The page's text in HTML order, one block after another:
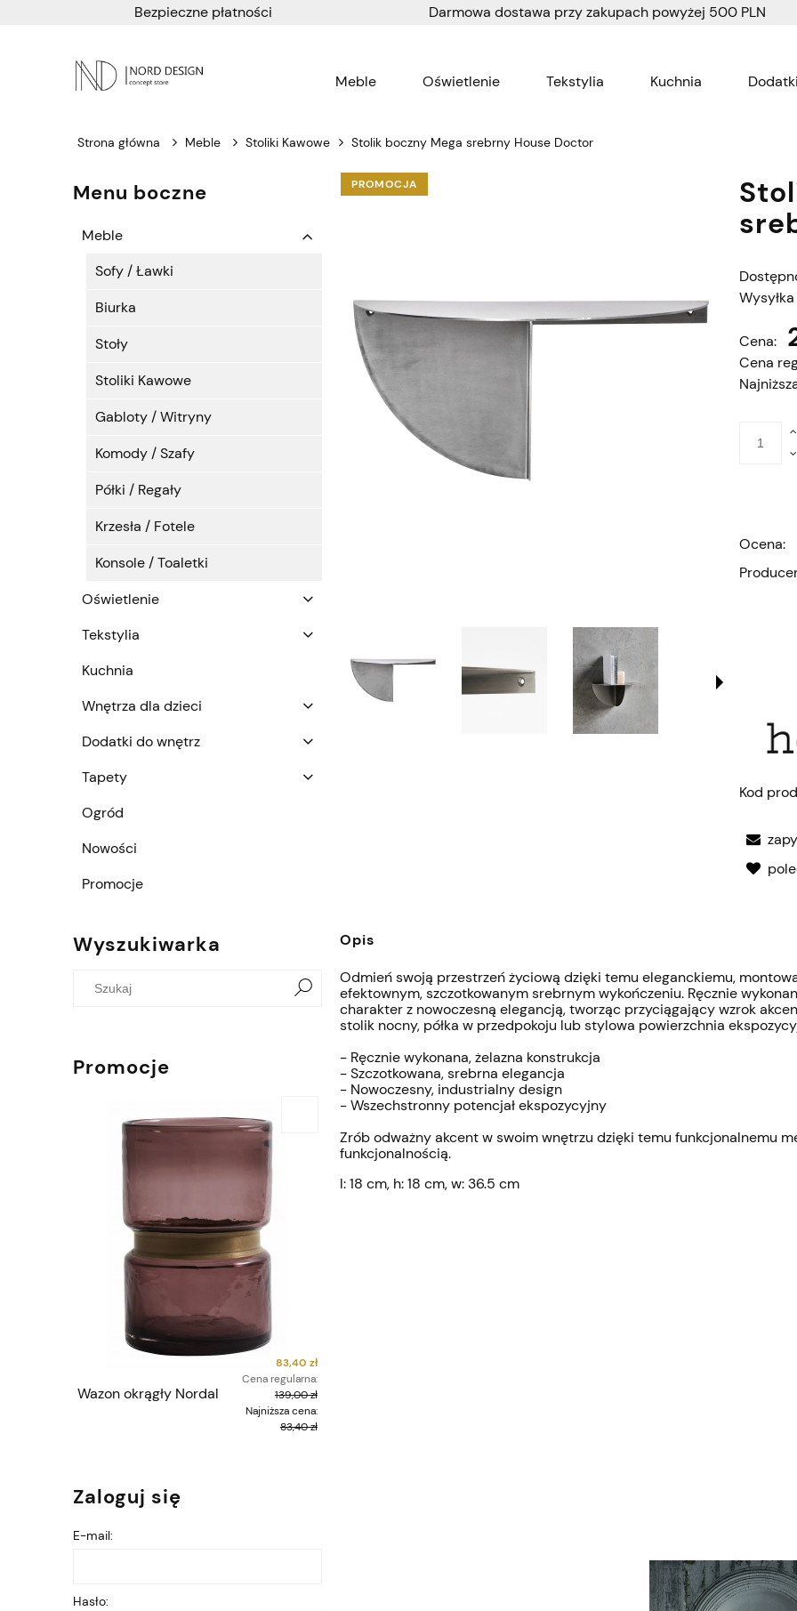
Bezpieczne płatności Darmowa dostawa przy zakupach powyżej 500 PLN
Meble Oświetlenie Tekstylia Kuchnia
Strona główna Meble Stoliki Kawowe Stolik boczny Mega srebrny House Doctor
Menu boczne
Meble
Sofy / Ławki
Biurka
Stoły
Stoliki Kawowe
Gabloty / Witryny
Komody / Szafy
Półki / Regały
Krzesła / Fotele
Konsole / Toaletki
Oświetlenie
Tekstylia
Kuchnia
Wnętrza dla dzieci
Dodatki do wnętrz
Tapety
Ogród
Nowości
Promocje
Wyszukiwarka
Promocje
Wazon okrągły Nordal
83,40 zł
Cena regularna:
139,00 zł
Najniższa cena:
83,40 zł
Zaloguj się
E-mail:
Hasło:
PROMOCJA
Cena:
Cena
Ocena:
Kod
Opis
Odmień swoją przestrzeń życiową dzięki temu eleganckiemu,
efektownym, szczotkowanym srebrnym wykończeniu. Ręcznie
charakter z nowoczesną elegancją, tworząc przyciągający wzrok
stolik nocny, półka w przedpokoju lub stylowa powierzchnia
- Ręcznie wykonana, żelazna konstrukcja
- Szczotkowana, srebrna elegancja
- Nowoczesny, industrialny design
- Wszechstronny potencjał ekspozycyjny
Zrób odważny akcent w swoim wnętrzu dzięki temu funkcjonalnemu
funkcjonalnością.
l: 18 cm, h: 18 cm, w: 36.5 cm